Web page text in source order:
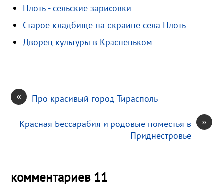
s
n
R
u
а
в
Плоть - сельские зарисовки
Старое кладбище на окраине села Плоть
Дворец культуры в Красненьком
« Про красивый город Тирасполь
»
Красная Бессарабия и родовые поместья в
Приднестровье
комментариев 11